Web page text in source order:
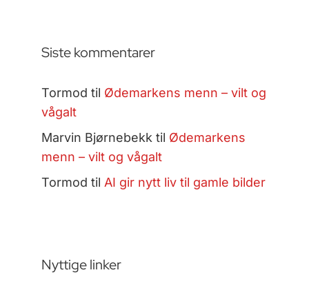
Siste kommentarer
Tormod til Ødemarkens menn – vilt og
vågalt
Marvin Bjørnebekk til Ødemarkens
menn – vilt og vågalt
Tormod til AI gir nytt liv til gamle bilder
Nyttige linker